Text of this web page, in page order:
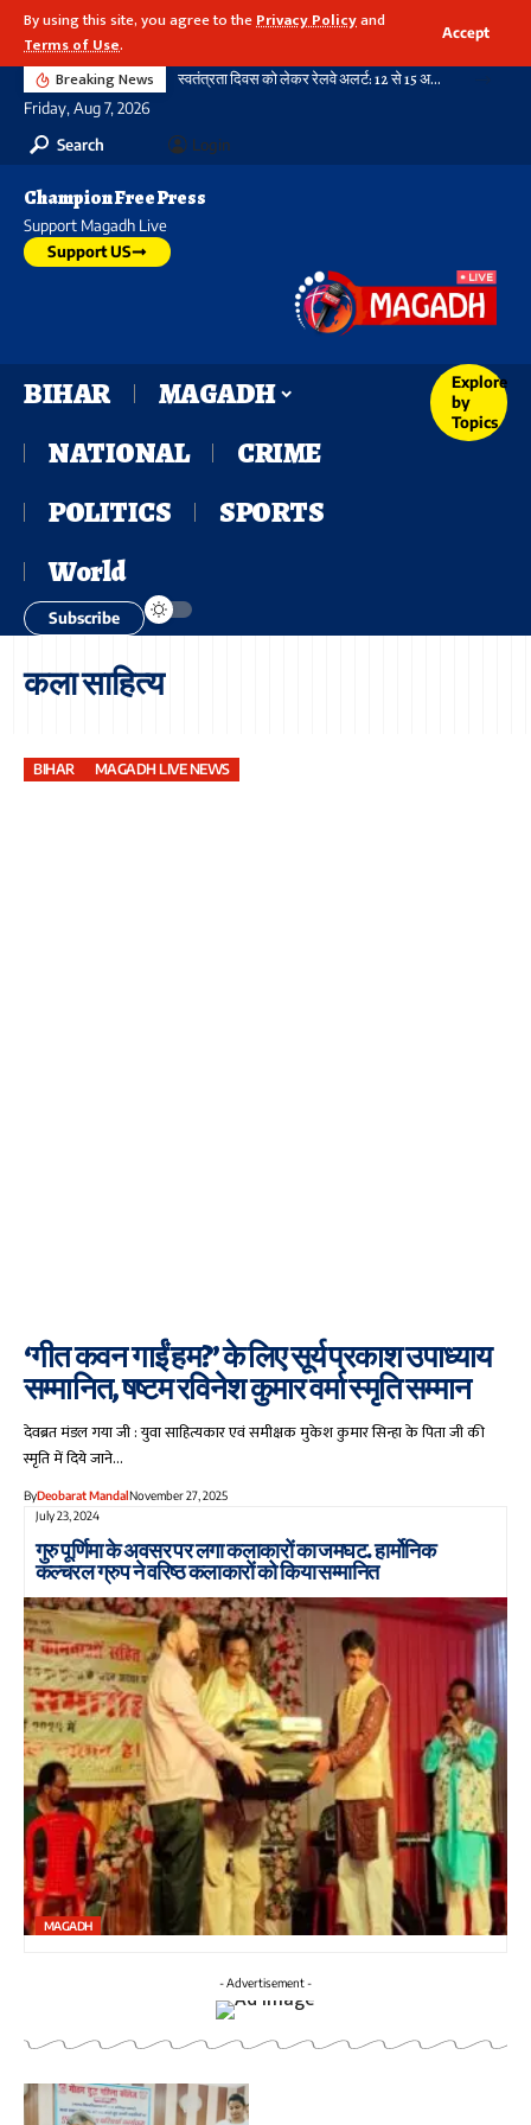
By using this site, you agree to thePrivacy Policyand
Terms of Use.
Accept
Breaking News स्वतंत्रता दिवस को लेकर रेलवे अलर्ट: 12 से 15 अगस्त तक पार्सल बुकिंग पर रहेगी रोक, आदेश सभी जोन के लिए जारी
Friday, Aug 7, 2026
Search
Login
Champion Free Press
Support Magadh Live
Support US
BIHAR
MAGADH
NATIONAL
CRIME
POLITICS
SPORTS
World
Explore
by
Topics
Subscribe
कला साहित्य
BIHAR MAGADH LIVE NEWS
‘गीत कवन गाईं हम?’ के लिए सूर्य प्रकाश उपाध्याय
सम्मानित, षष्टम रविनेश कुमार वर्मा स्मृति सम्मान
देवब्रत मंडल गया जी : युवा साहित्यकार एवं समीक्षक मुकेश कुमार सिन्हा के पिता जी की
स्मृति में दिये जाने…
ByDeobarat MandalNovember 27, 2025
July 23, 2024
गुरु पूर्णिमा के अवसर पर लगा कलाकारों का जमघट. हार्मोनिक
कल्चरल ग्रुप ने वरिष्ठ कलाकारों को किया सम्मानित
MAGADH
- Advertisement -